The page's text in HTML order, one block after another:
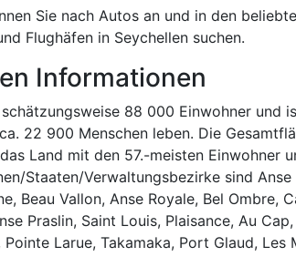
Sie nach Autos an und in den
Flughäfen in Seychellen suchen.
Informationen
88 000 Einwohner und
22 900 Menschen leben. Die
Land mit den 57.-meisten Einwohner
Staaten/Verwaltungsbezirke sind Anse
Beau Vallon, Anse Royale, Bel Ombre,
Praslin, Saint Louis, Plaisance, Au
Pointe Larue, Takamaka, Port Glaud, Les